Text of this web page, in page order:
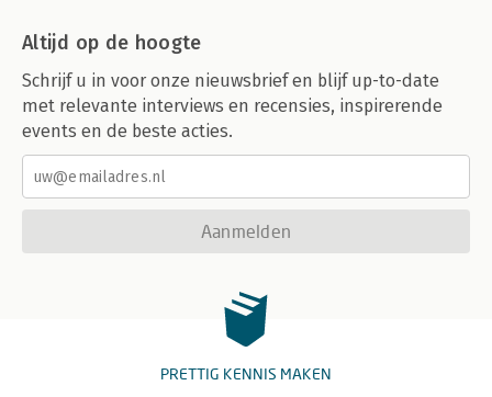
Altijd op de hoogte
Schrijf u in voor onze nieuwsbrief en blijf up-to-date
met relevante interviews en recensies, inspirerende
events en de beste acties.
Aanmelden
PRETTIG KENNIS MAKEN